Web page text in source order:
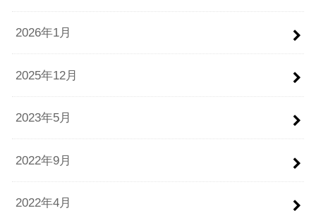
2026年1月
2025年12月
2023年5月
2022年9月
2022年4月